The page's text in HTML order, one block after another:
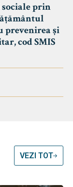
prin
prevenirea și
cod SMIS
VEZI TOT